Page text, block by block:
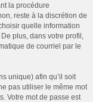
la procédure
reste à la discrétion de
quelle information
plus, dans votre profil,
de courriel par le
unique) afin qu’il soit
pas utiliser le même mot
Votre mot de passe est